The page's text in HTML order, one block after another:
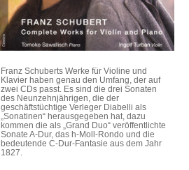
Franz Schuberts Werke für Violine und
Klavier haben genau den Umfang, der auf
zwei CDs passt. Es sind die drei Sonaten
des Neunzehnjährigen, die der
geschäftstüchtige Verleger Diabelli als
„Sonatinen“ herausgegeben hat, dazu
kommen die als „Grand Duo“ veröffentlichte
Sonate A-Dur, das h-Moll-Rondo und die
bedeutende C-Dur-Fantasie aus dem Jahr
1827.